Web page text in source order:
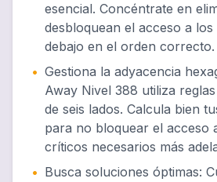
esencial. Concéntrate en
desbloquean el acceso a
debajo en el orden correcto.
• Gestiona la adyacencia
Away Nivel 388 utiliza
de seis lados. Calcula bien
para no bloquear el acceso
críticos necesarios más
• Busca soluciones óptimas: